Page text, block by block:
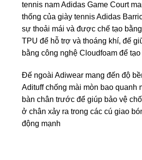
tennis nam Adidas Game Court
thống của giày tennis Adidas
sự thoải mái và được chế tạo
TPU để hỗ trợ và thoáng khí, đế
bằng công nghệ Cloudfoam để
Đế ngoài Adiwear mang đến độ
Adituff chống mài mòn bao quanh
bàn chân trước để giúp bảo vệ
ở chân xảy ra trong các cú giao
động mạnh